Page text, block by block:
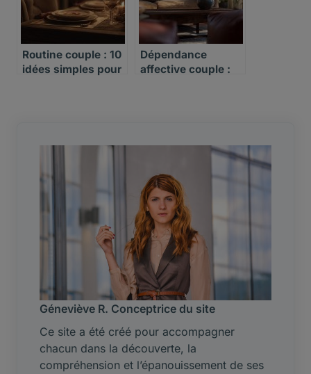
Routine couple : 10
idées simples pour
Dépendance
affective couple :
Géneviève R. Conceptrice du site
Ce site a été créé pour accompagner
chacun dans la découverte, la
compréhension et l’épanouissement de ses